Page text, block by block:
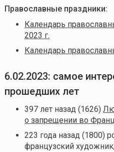
Православные праздники:
Календарь
2023 г.
Календарь
6.02.2023: самое
прошедших лет
397 лет назад (1626)
о запрещении во
223 года назад (1800)
французский